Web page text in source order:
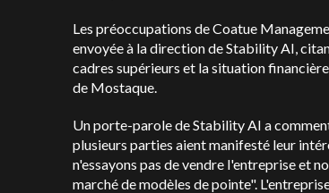
Les préoccupations de Coatue
envoyée à la direction de Stability AI,
cadres supérieurs et la situation
de Mostaque.
Un porte-parole de Stability AI a
plusieurs parties aient manifesté leur
n'essayons pas de vendre l'entreprise et
marché de modèles de pointe".